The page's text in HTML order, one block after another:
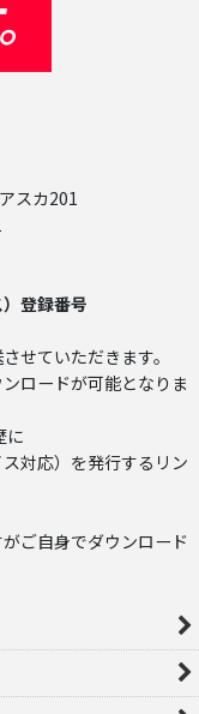
スカ201
登録番号
せていただきます。
ロードが可能となりま
に
対応）を発行するリン
ご自身でダウンロード